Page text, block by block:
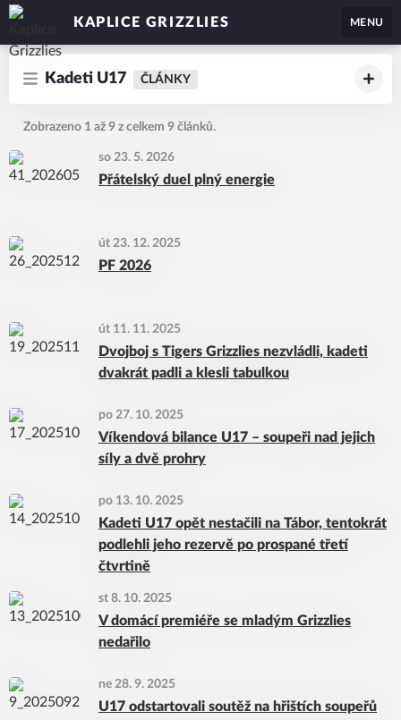
KAPLICE GRIZZLIES MENU
Kadeti U17 ČLÁNKY
Zobrazeno 1 až 9 z celkem 9 článků.
so 23. 5. 2026
Přátelský duel plný energie
út 23. 12. 2025
PF 2026
út 11. 11. 2025
Dvojboj s Tigers Grizzlies nezvládli, kadeti
dvakrát padli a klesli tabulkou
po 27. 10. 2025
Víkendová bilance U17 – soupeři nad jejich
síly a dvě prohry
po 13. 10. 2025
Kadeti U17 opět nestačili na Tábor, tentokrát
podlehli jeho rezervě po prospané třetí
čtvrtině
st 8. 10. 2025
V domácí premiéře se mladým Grizzlies
nedařilo
ne 28. 9. 2025
U17 odstartovali soutěž na hřištích soupeřů